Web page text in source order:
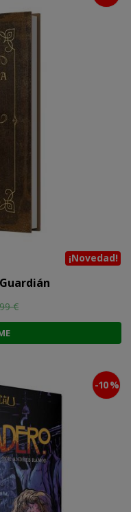
¡Novedad!
€
-10 %